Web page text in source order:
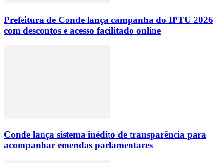
Prefeitura de Conde lança campanha do IPTU 2026
com descontos e acesso facilitado online
Conde lança sistema inédito de transparência para
acompanhar emendas parlamentares